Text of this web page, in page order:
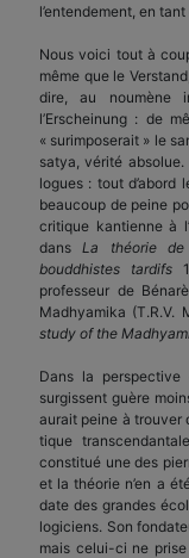
l’entendement, en
Nous voici tout à
même que le
dire, au noumène
l’Erscheinung : de
« surimposerait » le
satya, vérité
logues : tout d’abord
beaucoup de peine
critique kantienne à
dansLa théorie
bouddhistes tardifs
professeur de
Madhyamika (T.R.V.
study of the
Dans la
surgissent guère
aurait peine à trouver
tique
constitué une des
et la théorie n’en a
date des grandes
logiciens. Son
mais celui-ci ne prise